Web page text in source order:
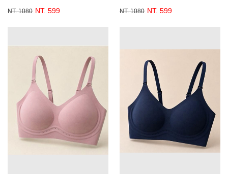
NT. 1080 NT. 599 NT. 1080 NT. 599